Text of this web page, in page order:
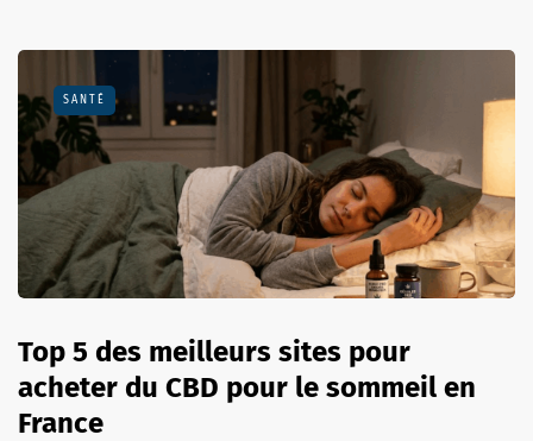
SANTÉ
Top 5 des meilleurs sites pour
acheter du CBD pour le sommeil en
France